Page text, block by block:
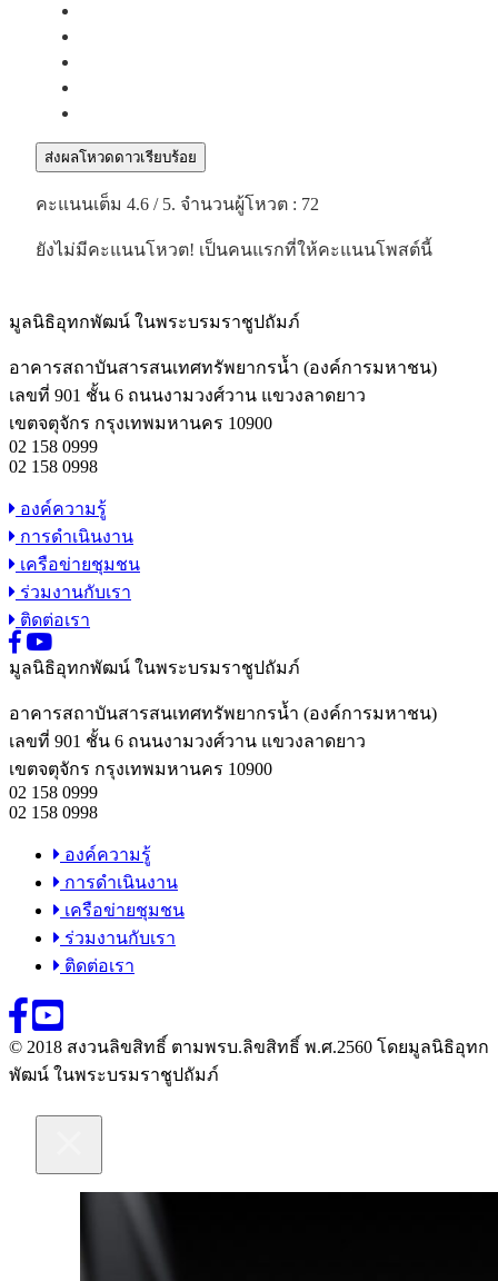
ส่งผลโหวดดาวเรียบร้อย
คะแนนเต็ม 4.6 / 5. จำนวนผู้โหวต : 72
ยังไม่มีคะแนนโหวต! เป็นคนแรกที่ให้คะแนนโพสต์นี้
มูลนิธิอุทกพัฒน์ ในพระบรมราชูปถัมภ์
อาคารสถาบันสารสนเทศทรัพยากรน้ำ (องค์การมหาชน)
เลขที่ 901 ชั้น 6 ถนนงามวงศ์วาน แขวงลาดยาว
เขตจตุจักร กรุงเทพมหานคร 10900
02 158 0999
02 158 0998
องค์ความรู้
การดำเนินงาน
เครือข่ายชุมชน
ร่วมงานกับเรา
ติดต่อเรา
มูลนิธิอุทกพัฒน์ ในพระบรมราชูปถัมภ์
อาคารสถาบันสารสนเทศทรัพยากรน้ำ (องค์การมหาชน)
เลขที่ 901 ชั้น 6 ถนนงามวงศ์วาน แขวงลาดยาว
เขตจตุจักร กรุงเทพมหานคร 10900
02 158 0999
02 158 0998
องค์ความรู้
การดำเนินงาน
เครือข่ายชุมชน
ร่วมงานกับเรา
ติดต่อเรา
© 2018 สงวนลิขสิทธิ์ ตามพรบ.ลิขสิทธิ์ พ.ศ.2560 โดยมูลนิธิอุทก
พัฒน์ ในพระบรมราชูปถัมภ์